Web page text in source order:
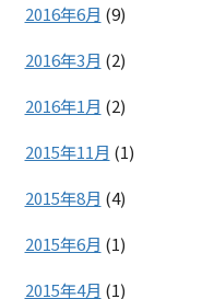
2016年6月 (9)
2016年3月 (2)
2016年1月 (2)
2015年11月 (1)
2015年8月 (4)
2015年6月 (1)
2015年4月 (1)